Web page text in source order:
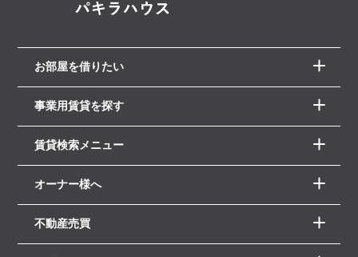
お部屋を借りたい
事業用賃貸を探す
賃貸検索メニュー
オーナー様へ
不動産売買